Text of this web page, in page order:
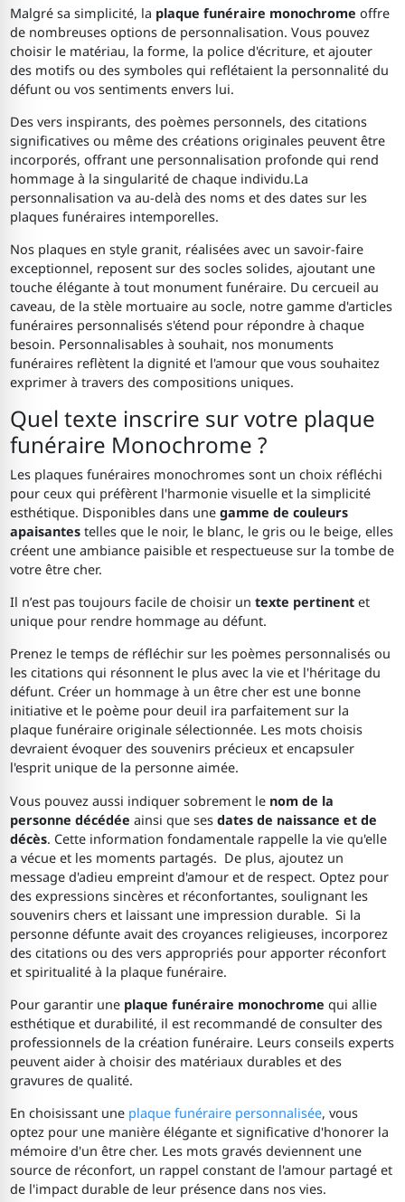
Malgré sa simplicité, la plaque funéraire monochrome offre
de nombreuses options de personnalisation. Vous pouvez
choisir le matériau, la forme, la police d'écriture, et ajouter
des motifs ou des symboles qui reflétaient la personnalité du
défunt ou vos sentiments envers lui.
Des vers inspirants, des poèmes personnels, des citations
significatives ou même des créations originales peuvent être
incorporés, offrant une personnalisation profonde qui rend
hommage à la singularité de chaque individu.La
personnalisation va au-delà des noms et des dates sur les
plaques funéraires intemporelles.
Nos plaques en style granit, réalisées avec un savoir-faire
exceptionnel, reposent sur des socles solides, ajoutant une
touche élégante à tout monument funéraire. Du cercueil au
caveau, de la stèle mortuaire au socle, notre gamme d'articles
funéraires personnalisés s'étend pour répondre à chaque
besoin. Personnalisables à souhait, nos monuments
funéraires reflètent la dignité et l'amour que vous souhaitez
exprimer à travers des compositions uniques.
Quel texte inscrire sur votre plaque
funéraire Monochrome ?
Les plaques funéraires monochromes sont un choix réfléchi
pour ceux qui préfèrent l'harmonie visuelle et la simplicité
esthétique. Disponibles dans unegamme de couleurs
apaisantes telles que le noir, le blanc, le gris ou le beige, elles
créent une ambiance paisible et respectueuse sur la tombe de
votre être cher.
Il n’est pas toujours facile de choisir untexte pertinentet
unique pour rendre hommage au défunt.
Prenez le temps de réfléchir sur les poèmes personnalisés ou
les citations qui résonnent le plus avec la vie et l'héritage du
défunt. Créer un hommage à un être cher est une bonne
initiative et le poème pour deuil ira parfaitement sur la
plaque funéraire originale sélectionnée. Les mots choisis
devraient évoquer des souvenirs précieux et encapsuler
l'esprit unique de la personne aimée.
Vous pouvez aussi indiquer sobrement le nom de la
personne décédéeainsi que sesdates de naissance et de
décès. Cette information fondamentale rappelle la vie qu'elle
a vécue et les moments partagés. De plus, ajoutez un
message d'adieu empreint d'amour et de respect. Optez pour
des expressions sincères et réconfortantes, soulignant les
souvenirs chers et laissant une impression durable. Si la
personne défunte avait des croyances religieuses, incorporez
des citations ou des vers appropriés pour apporter réconfort
et spiritualité à la plaque funéraire.
Pour garantir une plaque funéraire monochrome qui allie
esthétique et durabilité, il est recommandé de consulter des
professionnels de la création funéraire. Leurs conseils experts
peuvent aider à choisir des matériaux durables et des
gravures de qualité.
En choisissant une plaque funéraire personnalisée, vous
optez pour une manière élégante et significative d'honorer la
mémoire d'un être cher. Les mots gravés deviennent une
source de réconfort, un rappel constant de l'amour partagé et
de l'impact durable de leur présence dans nos vies.